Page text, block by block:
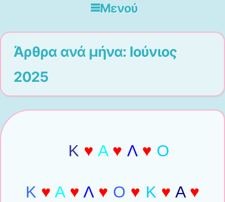
Μενού
Άρθρα ανά μήνα: Ιούνιος
2025
Κ ♥ Α ♥ Λ ♥ Ο
Κ ♥Α ♥Λ ♥ Ο ♥ Κ ♥ Α ♥